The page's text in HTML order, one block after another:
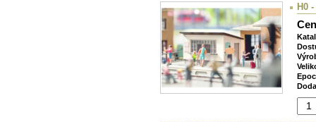
H0